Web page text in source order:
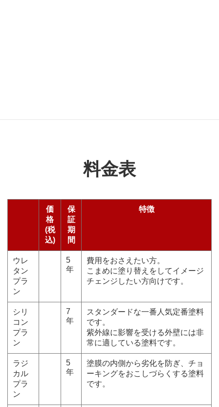
料金表
価
格
(税
込)
保
証
期
間
特徴
ウレ
タン
プラ
ン
5
年
費用をおさえたい方。
こまめに塗り替えをしてイメージ
チェンジしたい方向けです。
シリ
コン
プラ
ン
7
年
スタンダードな一番人気定番塗料
です。
紫外線に影響を受ける外壁には非
常に適している塗料です。
ラジ
カル
プラ
ン
5
年
塗膜の内側から劣化を防ぎ、チョ
ーキングをおこしづらくする塗料
です。